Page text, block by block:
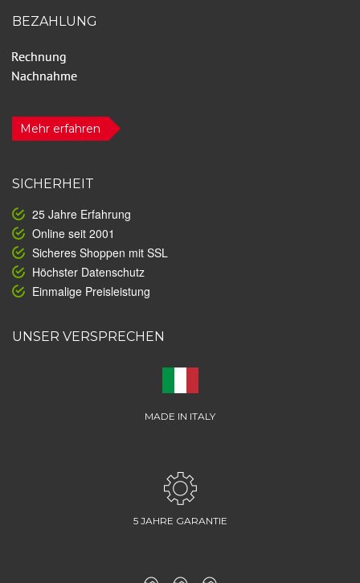
BEZAHLUNG
Mehr erfahren
SICHERHEIT
25 Jahre Erfahrung
Online seit 2001
Sicheres Shoppen mit SSL
Höchster Datenschutz
Einmalige Preisleistung
UNSER VERSPRECHEN
MADE IN ITALY
5 JAHRE GARANTIE